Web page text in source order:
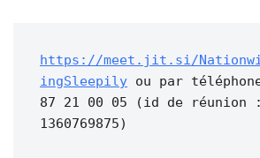
https://meet.jit.si/
ingSleepily ou par
87 21 00 05 (id de réunion :
1360769875)